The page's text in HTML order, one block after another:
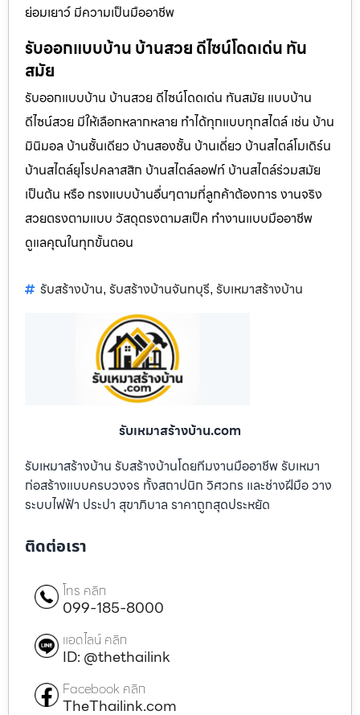
ย่อมเยาว์ มีความเป็นมืออาชีพ
รับออกแบบบ้าน บ้านสวย ดีไซน์โดดเด่น ทัน
สมัย
รับออกแบบบ้าน บ้านสวย ดีไซน์โดดเด่น ทันสมัย แบบบ้าน
ดีไซน์สวย มีให้เลือกหลากหลาย ทำได้ทุกแบบทุกสไตล์ เช่น บ้าน
มินิมอล บ้านชั้นเดียว บ้านสองชั้น บ้านเดี่ยว บ้านสไตล์โมเดิร์น
บ้านสไตล์ยุโรปคลาสสิก บ้านสไตล์ลอฟท์ บ้านสไตล์ร่วมสมัย
เป็นต้น หรือ ทรงแบบบ้านอื่นๆตามที่ลูกค้าต้องการ งานจริง
สวยตรงตามแบบ วัสดุตรงตามสเป็ค ทำงานแบบมืออาชีพ
ดูแลคุณในทุกขั้นตอน
รับสร้างบ้าน, รับสร้างบ้านจันทบุรี, รับเหมาสร้างบ้าน
รับเหมาสร้างบ้าน.com
รับเหมาสร้างบ้าน รับสร้างบ้านโดยทีมงานมืออาชีพ รับเหมา
ก่อสร้างแบบครบวงจร ทั้งสถาปนิก วิศวกร และช่างฝีมือ วาง
ระบบไฟฟ้า ประปา สุขาภิบาล ราคาถูกสุดประหยัด
ติดต่อเรา
โทร คลิก
099-185-8000
แอดไลน์ คลิก
ID: @thethailink
Facebook คลิก
TheThailink.com